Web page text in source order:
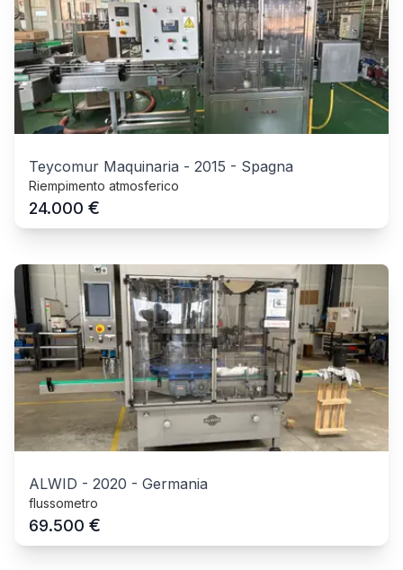
Teycomur Maquinaria - 2015 - Spagna
Riempimento atmosferico
24.000 €
ALWID - 2020 - Germania
flussometro
69.500 €